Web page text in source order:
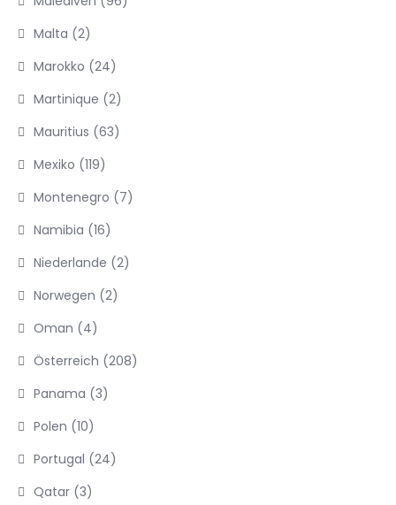
Malta (2)
Marokko (24)
Martinique (2)
Mauritius (63)
Mexiko (119)
Montenegro (7)
Namibia (16)
Niederlande (2)
Norwegen (2)
Oman (4)
Österreich (208)
Panama (3)
Polen (10)
Portugal (24)
Qatar (3)